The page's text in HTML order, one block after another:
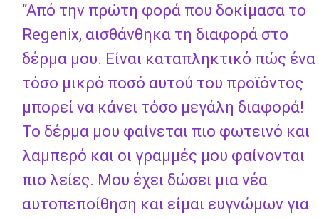
“Από την πρώτη φορά που δοκίμασα το
Regenix, αισθάνθηκα τη διαφορά στο
δέρμα μου. Είναι καταπληκτικό πώς ένα
τόσο μικρό ποσό αυτού του προϊόντος
μπορεί να κάνει τόσο μεγάλη διαφορά!
Το δέρμα μου φαίνεται πιο φωτεινό και
λαμπερό και οι γραμμές μου φαίνονται
πιο λείες. Μου έχει δώσει μια νέα
αυτοπεποίθηση και είμαι ευγνώμων για